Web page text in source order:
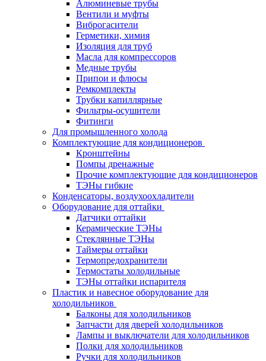
Алюминевые трубы
Вентили и муфты
Виброгасители
Герметики, химия
Изоляция для труб
Масла для компрессоров
Медные трубы
Припои и флюсы
Ремкомплекты
Трубки капиллярные
Фильтры-осушители
Фитинги
Для промышленного холода
Комплектующие для кондиционеров
Кронштейны
Помпы дренажные
Прочие комплектующие для кондиционеров
ТЭНы гибкие
Конденсаторы, воздухоохладители
Оборудование для оттайки
Датчики оттайки
Керамические ТЭНы
Стеклянные ТЭНы
Таймеры оттайки
Термопредохранители
Термостаты холодильные
ТЭНы оттайки испарителя
Пластик и навесное оборудование для
холодильников
Балконы для холодильников
Запчасти для дверей холодильников
Лампы и выключатели для холодильников
Полки для холодильников
Ручки для холодильников